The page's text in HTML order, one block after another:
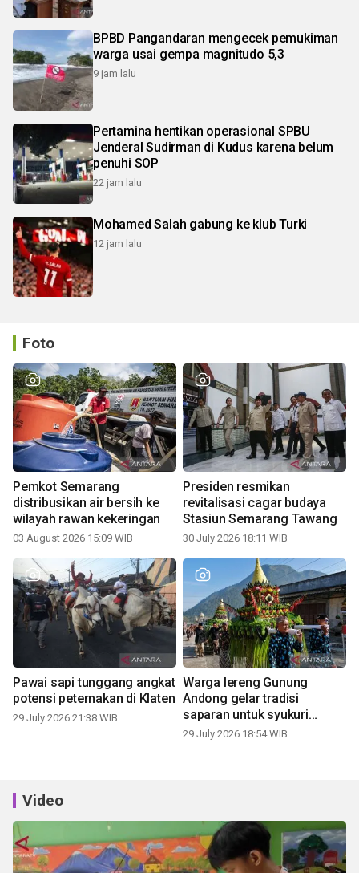
BPBD Pangandaran mengecek pemukiman
warga usai gempa magnitudo 5,3
9 jam lalu
Pertamina hentikan operasional SPBU
Jenderal Sudirman di Kudus karena belum
penuhi SOP
22 jam lalu
Mohamed Salah gabung ke klub Turki
12 jam lalu
Foto
Pemkot Semarang
distribusikan air bersih ke
wilayah rawan kekeringan
03 August 2026 15:09 WIB
Presiden resmikan
revitalisasi cagar budaya
Stasiun Semarang Tawang
30 July 2026 18:11 WIB
Pawai sapi tunggang angkat
potensi peternakan di Klaten
29 July 2026 21:38 WIB
Warga lereng Gunung
Andong gelar tradisi
saparan untuk syukuri
panen
29 July 2026 18:54 WIB
Video